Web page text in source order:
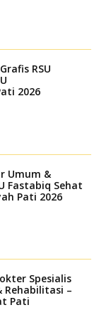
RSU
2026
Umum &
Fastabiq Sehat
Pati 2026
Spesialis
Rehabilitasi –
Pati